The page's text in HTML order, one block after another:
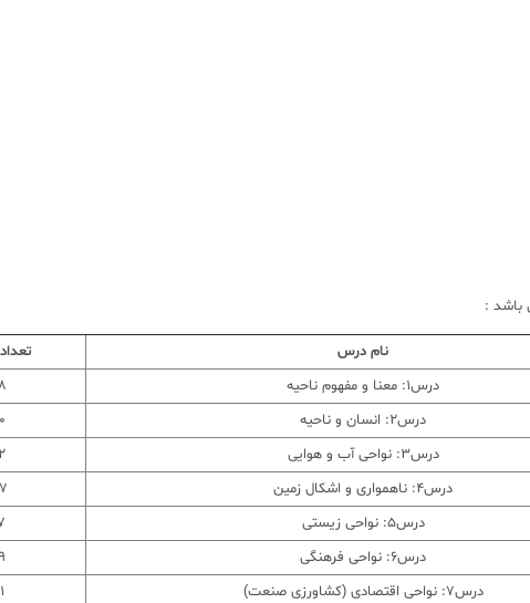
باشد :
نام درس
درس1: معنا و مفهوم ناحیه
درس2: انسان و ناحیه
درس3: نواحی آب و هوایی
درس4: ناهمواری و اشکال زمین
درس5: نواحی زیستی
درس6: نواحی فرهنگی
درس7: نواحی اقتصادی (کشاورزی صنعت)